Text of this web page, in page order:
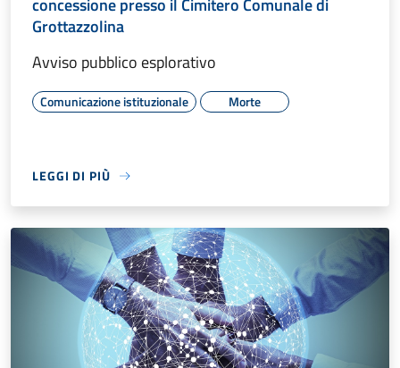
concessione presso il Cimitero Comunale di
Grottazzolina
Avviso pubblico esplorativo
Comunicazione istituzionale Morte
LEGGI DI PIÙ